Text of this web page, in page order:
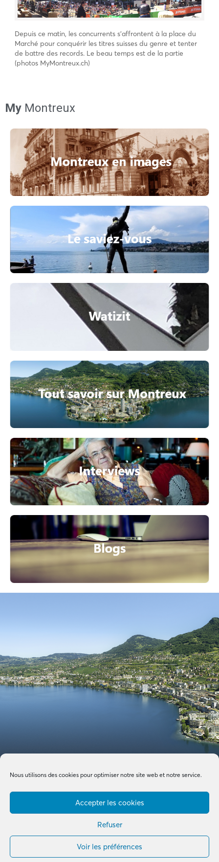
Nous utilisons des cookies pour optimiser notre site web et notre service.
Accepter les cookies
Refuser
Voir les préférences
Depuis ce matin, les concurrents s’affrontent à la place du
Marché pour conquérir les titres suisses du genre et tenter
de battre des records. Le beau temps est de la partie
(photos MyMontreux.ch)
My Montreux